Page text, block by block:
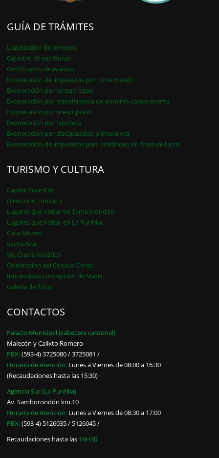
GUÍA DE TRÁMITES
Legalización de terrenos
Catastro de escrituras
Certificados de avalúos
Exoneración de impuestos por construcción
Exoneración por tercera edad
Exoneración por transferencia de dominio compraventa
Exoneración por prescripción
Exoneración por hipoteca
Exoneración por discapacidad primera vez
Exoneración de impuestos para entidades sin fines de lucro
TURISMO Y CULTURA
Capital Ecuestre
Directorio Turístico
Lugares que visitar en Samborondón
Lugares que visitar en La Puntilla
Casa Museo
Santa Ana
Vía Crucis Acuático
Celebración del Corpus Christi
Inmaculada concepción de María
Galería de fotos
CONTACTOS
Palacio Municipal (cabecera cantonal)
Malecón y Calixto Romero
PBX:(593-4) 3725080 / 3725081 /
Horario de Atención: Lunes a Viernes de 08:00 a 16:30
(Recaudaciones hasta las 15:30)
Agencia Sur (La Puntilla)
Av. Samborondón km.10
Horario de Atención: Lunes a Viernes de 08:30 a 17:00
PBX:(593-4) 5126035 / 5126045 /
Recaudaciones hasta las 16H30